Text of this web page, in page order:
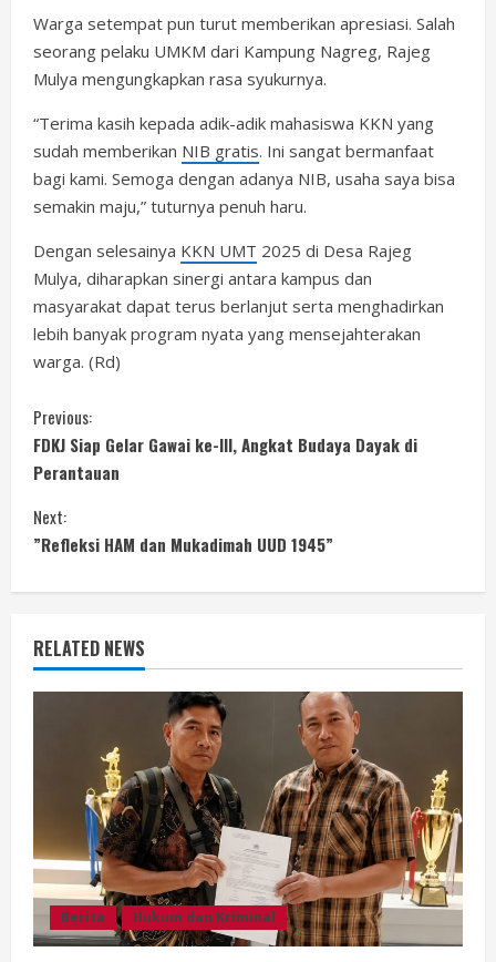
Warga setempat pun turut memberikan apresiasi. Salah
seorang pelaku UMKM dari Kampung Nagreg, Rajeg
Mulya mengungkapkan rasa syukurnya.
“Terima kasih kepada adik-adik mahasiswa KKN yang
sudah memberikan NIB gratis. Ini sangat bermanfaat
bagi kami. Semoga dengan adanya NIB, usaha saya bisa
semakin maju,” tuturnya penuh haru.
Dengan selesainya KKN UMT 2025 di Desa Rajeg
Mulya, diharapkan sinergi antara kampus dan
masyarakat dapat terus berlanjut serta menghadirkan
lebih banyak program nyata yang mensejahterakan
warga. (Rd)
C
o
n
t
n
u
e
a
d
Previous:
FDKJ Siap Gelar Gawai ke-III, Angkat Budaya Dayak di
Perantauan
Next:
”Refleksi HAM dan Mukadimah UUD 1945”
RELATED NEWS
Berita Hukum dan Kriminal